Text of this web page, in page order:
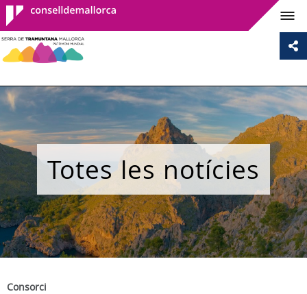
Consell de
Mallorca
Totes les notícies
Consorci